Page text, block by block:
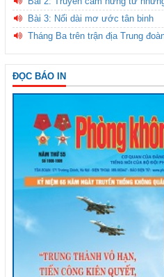
Bài 3: Nối dài mơ ước tân binh
Tháng Ba trên trận địa Trung
ĐỌC BÁO IN